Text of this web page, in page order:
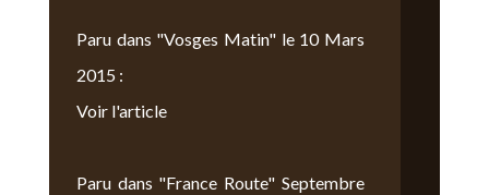
Paru dans "Vosges Matin" le 10 Mars
2015 :
Voir l'article
Paru dans "France Route" Septembre